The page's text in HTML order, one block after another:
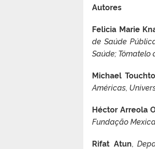
Autores
Felicia Marie
de Saúde
Saúde; Tómatelo
Michael
Américas,
Héctor Arreola
Fundação
Rifat Atun,